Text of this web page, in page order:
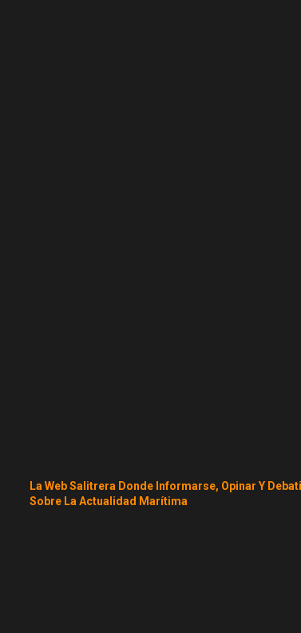
La Web Salitrera Donde Informarse, Opinar Y
Sobre La Actualidad Marítima